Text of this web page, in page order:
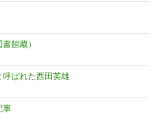
館蔵）
呼ばれた西田英雄
事